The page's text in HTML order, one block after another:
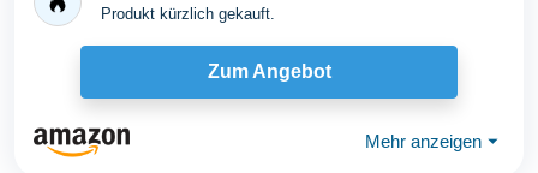
Produkt kürzlich gekauft.
Zum Angebot
Mehr anzeigen ⏷